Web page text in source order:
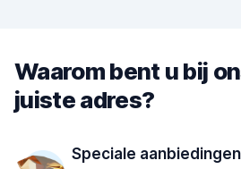
Waarom bent u bij
juiste adres?
Speciale aanbiedingen